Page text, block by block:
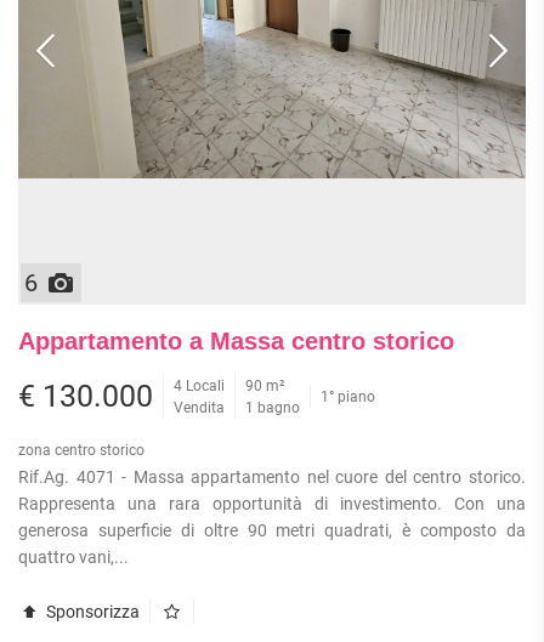
6
Appartamento a Massa centro storico
€ 130.000
4 Locali
Vendita
90 m²
1 bagno
1° piano
zona centro storico
Rif.Ag. 4071 - Massa appartamento nel cuore del centro storico.
Rappresenta una rara opportunità di investimento. Con una
generosa superficie di oltre 90 metri quadrati, è composto da
quattro vani,...
Sponsorizza